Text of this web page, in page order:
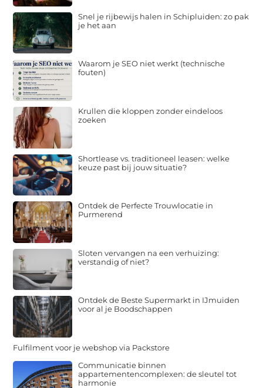
Snel je rijbewijs halen in Schipluiden: zo pak
je het aan
Waarom je SEO niet werkt (technische
fouten)
Krullen die kloppen zonder eindeloos
zoeken
Shortlease vs. traditioneel leasen: welke
keuze past bij jouw situatie?
Ontdek de Perfecte Trouwlocatie in
Purmerend
Sloten vervangen na een verhuizing:
verstandig of niet?
Ontdek de Beste Supermarkt in IJmuiden
voor al je Boodschappen
Fulfilment voor je webshop via Packstore
Communicatie binnen
appartementencomplexen: de sleutel tot
harmonie